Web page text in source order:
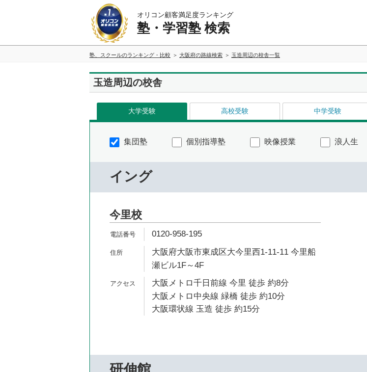
オリコン顧客満足度ランキング
塾・学習塾 検索
塾、スクールのランキング・比較 大阪府の路線検索 玉造周辺の校舎一覧
玉造周辺の校舎
大学受験 高校受験 中学受験
集団塾 個別指導塾 映像授業 浪人生
イング
今里校
0120-958-195
大阪府大阪市東成区大今里西1-11-11 今里船
瀬ビル1F～4F
大阪メトロ千日前線 今里 徒歩 約8分
大阪メトロ中央線 緑橋 徒歩 約10分
大阪環状線 玉造 徒歩 約15分